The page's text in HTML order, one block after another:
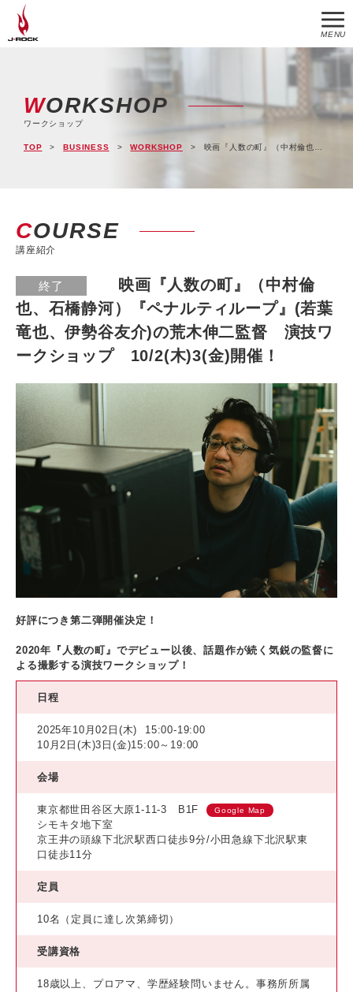
MENU
WORKSHOP
ワークショップ
TOP BUSINESS WORKSHOP 映画『人数の町』（中村倫也、石橋静河）『ペナルティループ』(若葉竜也、伊勢谷友介)の荒木伸二監督 演技ワークショップ 10/2(木)3(金)開催！
COURSE
講座紹介
終了
映画『人数の町』（中村倫
也、石橋静河）『ペナルティループ』(若葉
竜也、伊勢谷友介)の荒木伸二監督 演技ワ
ークショップ 10/2(木)3(金)開催！
好評につき第二弾開催決定！
2020年『人数の町』でデビュー以後、話題作が続く気鋭の監督に
よる撮影する演技ワークショップ！
日程
2025年10月02日(木)
15:00-19:00
10月2日(木)3日(金)15:00～19:00
会場
東京都世田谷区大原1-11-3 B1F Google Map
シモキタ地下室
京王井の頭線下北沢駅西口徒歩9分/小田急線下北沢駅東
口徒歩11分
定員
10名（定員に達し次第締切）
受講資格
18歳以上、プロアマ、学歴経験問いません。事務所所属